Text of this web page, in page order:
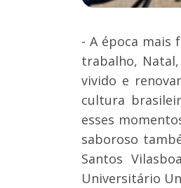
- A época mais
trabalho,
vivido e
cultura
esses
saboroso
Santos
Universitário